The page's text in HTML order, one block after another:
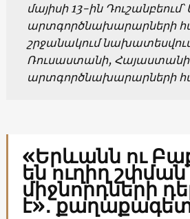
մայիսի 13-ին
արտգործնախարարների
շրջանակում
Ռուսաստանի, Հայաստանի
արտգործնախարարների
«Երևանն ու
են ուղիղ շփման
միջնորդների
է»․